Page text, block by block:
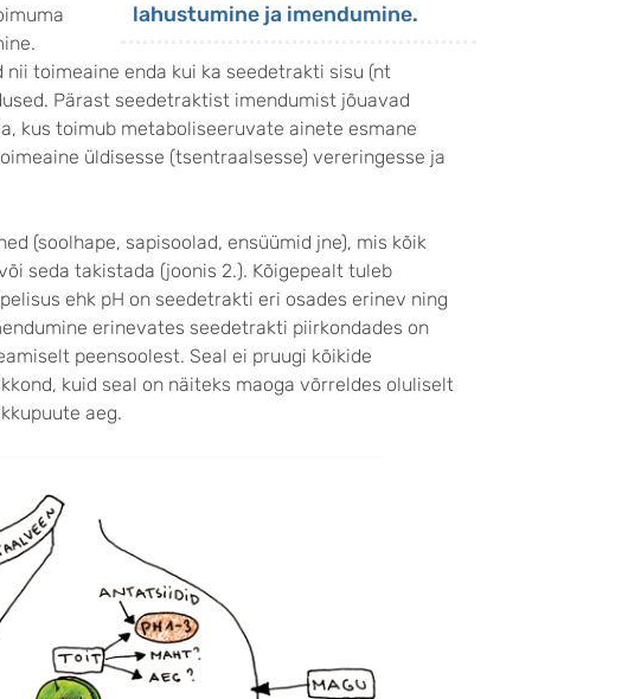
lahustumine ja imendumine.
toimeaine enda kui ka seedetrakti sisu (nt
Pärast seedetraktist imendumist jõuavad
kus toimub metaboliseeruvate ainete esmane
üldisesse (tsentraalsesse) vereringesse ja
(soolhape, sapisoolad, ensüümid jne), mis kõik
seda takistada (joonis 2.). Kõigepealt tuleb
ehk pH on seedetrakti eri osades erinev ning
erinevates seedetrakti piirkondades on
peensoolest. Seal ei pruugi kõikide
kuid seal on näiteks maoga võrreldes oluliselt
aeg.